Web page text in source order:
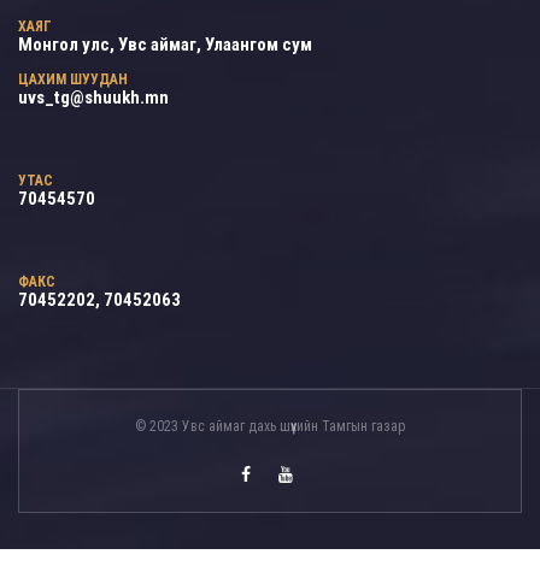
ХАЯГ
Монгол улс, Увс аймаг, Улаангом сум
ЦАХИМ ШУУДАН
uvs_tg@shuukh.mn
УТАС
70454570
ФАКС
70452202, 70452063
© 2023 Увс аймаг дахь шүүхийн Тамгын газар